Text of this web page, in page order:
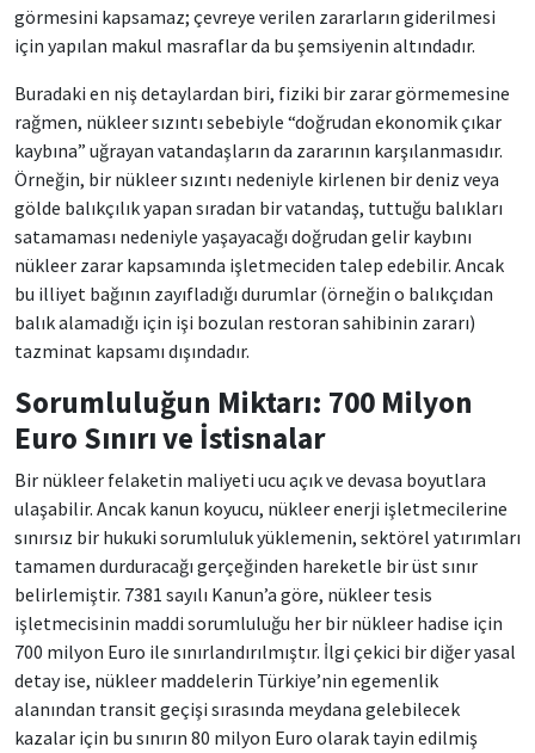
görmesini kapsamaz; çevreye verilen zararların giderilmesi
için yapılan makul masraflar da bu şemsiyenin altındadır.
Buradaki en niş detaylardan biri, fiziki bir zarar görmemesine
rağmen, nükleer sızıntı sebebiyle “doğrudan ekonomik çıkar
kaybına” uğrayan vatandaşların da zararının karşılanmasıdır.
Örneğin, bir nükleer sızıntı nedeniyle kirlenen bir deniz veya
gölde balıkçılık yapan sıradan bir vatandaş, tuttuğu balıkları
satamaması nedeniyle yaşayacağı doğrudan gelir kaybını
nükleer zarar kapsamında işletmeciden talep edebilir. Ancak
bu illiyet bağının zayıfladığı durumlar (örneğin o balıkçıdan
balık alamadığı için işi bozulan restoran sahibinin zararı)
tazminat kapsamı dışındadır.
Sorumluluğun Miktarı: 700 Milyon
Euro Sınırı ve İstisnalar
Bir nükleer felaketin maliyeti ucu açık ve devasa boyutlara
ulaşabilir. Ancak kanun koyucu, nükleer enerji işletmecilerine
sınırsız bir hukuki sorumluluk yüklemenin, sektörel yatırımları
tamamen durduracağı gerçeğinden hareketle bir üst sınır
belirlemiştir. 7381 sayılı Kanun’a göre, nükleer tesis
işletmecisinin maddi sorumluluğu her bir nükleer hadise için
700 milyon Euro ile sınırlandırılmıştır. İlgi çekici bir diğer yasal
detay ise, nükleer maddelerin Türkiye’nin egemenlik
alanından transit geçişi sırasında meydana gelebilecek
kazalar için bu sınırın 80 milyon Euro olarak tayin edilmiş